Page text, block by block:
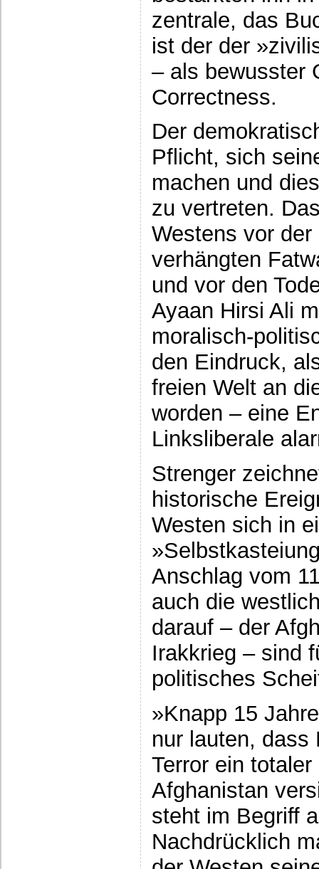
zentrale, das
ist der der
– als bewusster
Correctness.
Der
Pflicht, sich
machen und
zu vertreten.
Westens vor
verhängten
und vor den
Ayaan Hirsi Ali
moralisch-
den Eindruck,
freien Welt an
worden – eine
Linksliberale
Strenger
historische
Westen sich in
Anschlag vom
auch die
darauf – der
Irakkrieg – sind
politisches
»Knapp 15
nur lauten, dass
Terror ein
Afghanistan
steht im Begriff
Nachdrücklich